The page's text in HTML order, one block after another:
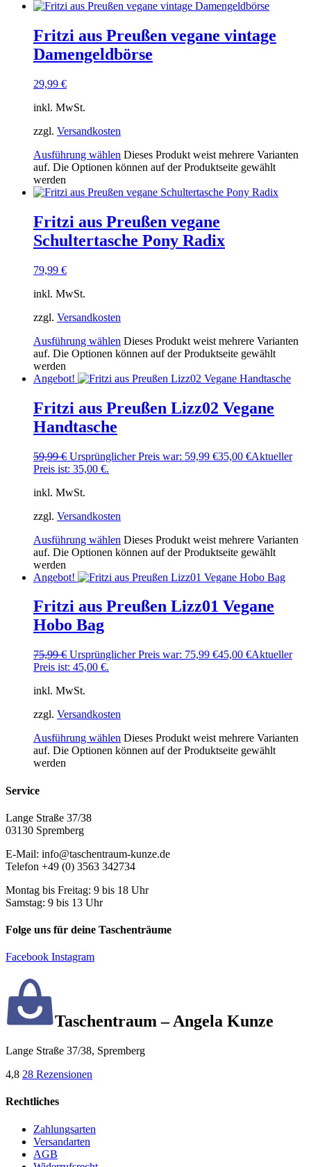
Fritzi aus Preußen vegane vintage
Damengeldbörse
29,99 €
inkl. MwSt.
zzgl. Versandkosten
Ausführung wählen Dieses Produkt weist mehrere Varianten
auf. Die Optionen können auf der Produktseite gewählt
werden
Fritzi aus Preußen vegane
Schultertasche Pony Radix
79,99 €
inkl. MwSt.
zzgl. Versandkosten
Ausführung wählen Dieses Produkt weist mehrere Varianten
auf. Die Optionen können auf der Produktseite gewählt
werden
Angebot!
Fritzi aus Preußen Lizz02 Vegane
Handtasche
59,99€ Ursprünglicher Preis war: 59,99 €35,00 €Aktueller
Preis ist: 35,00 €.
inkl. MwSt.
zzgl. Versandkosten
Ausführung wählen Dieses Produkt weist mehrere Varianten
auf. Die Optionen können auf der Produktseite gewählt
werden
Angebot!
Fritzi aus Preußen Lizz01 Vegane
Hobo Bag
75,99€ Ursprünglicher Preis war: 75,99 €45,00 €Aktueller
Preis ist: 45,00 €.
inkl. MwSt.
zzgl. Versandkosten
Ausführung wählen Dieses Produkt weist mehrere Varianten
auf. Die Optionen können auf der Produktseite gewählt
werden
Service
Lange Straße 37/38
03130 Spremberg
E-Mail: info@taschentraum-kunze.de
Telefon +49 (0) 3563 342734
Montag bis Freitag: 9 bis 18 Uhr
Samstag: 9 bis 13 Uhr
Folge uns für deine Taschenträume
Facebook Instagram
Taschentraum – Angela Kunze
Lange Straße 37/38, Spremberg
4,8 28 Rezensionen
Rechtliches
Zahlungsarten
Versandarten
AGB